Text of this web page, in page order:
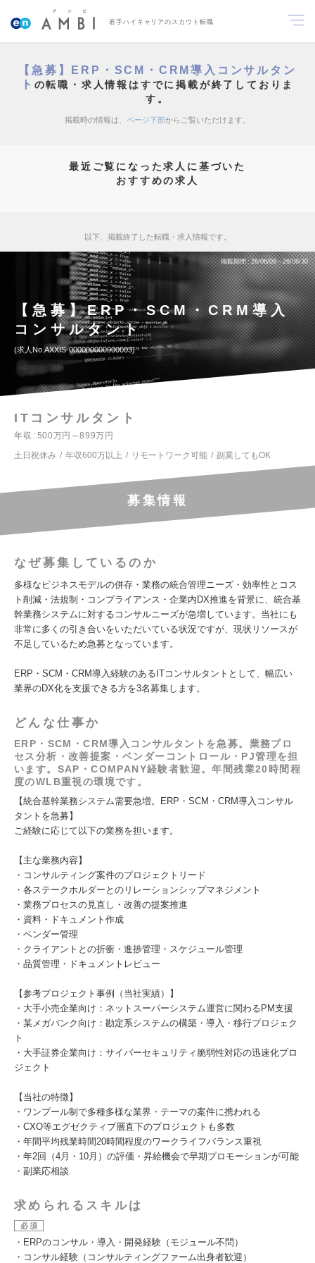
若手ハイキャリアのスカウト転職
【急募】ERP・SCM・CRM導入コンサルタン
ト の転職・求人情報はすでに掲載が終了しておりま
す。
掲載時の情報は、 ページ下部からご覧いただけます。
最近ご覧になった求人に基づいた
おすすめの求人
以下、掲載終了した転職・求人情報です。
掲載期間 26/06/09～26/06/30
【急募】ERP・SCM・CRM導入
コンサルタント
求人No.AXXIS-000000000000003
ITコンサルタント
年収
500万円～899万円
土日祝休み
年収600万以上 リモートワーク可能 副業してもOK
募集情報
なぜ募集しているのか
多様なビジネスモデルの併存・業務の統合管理ニーズ・効率性とコス
ト削減・法規制・コンプライアンス・企業内DX推進を背景に、統合基
幹業務システムに対するコンサルニーズが急増しています。当社にも
非常に多くの引き合いをいただいている状況ですが、現状リソースが
不足しているため急募となっています。
ERP・SCM・CRM導入経験のあるITコンサルタントとして、幅広い
業界のDX化を支援できる方を3名募集します。
どんな仕事か
ERP・SCM・CRM導入コンサルタントを急募。業務プロ
セス分析・改善提案・ベンダーコントロール・PJ管理を担
います。SAP・COMPANY経験者歓迎。年間残業20時間程
度のWLB重視の環境です。
【統合基幹業務システム需要急増。ERP・SCM・CRM導入コンサル
タントを急募】
ご経験に応じて以下の業務を担います。
【主な業務内容】
・コンサルティング案件のプロジェクトリード
・各ステークホルダーとのリレーションシップマネジメント
・業務プロセスの見直し・改善の提案推進
・資料・ドキュメント作成
・ベンダー管理
・クライアントとの折衝・進捗管理・スケジュール管理
・品質管理・ドキュメントレビュー
【参考プロジェクト事例（当社実績）】
・大手小売企業向け：ネットスーパーシステム運営に関わるPM支援
・某メガバンク向け：勘定系システムの構築・導入・移行プロジェク
ト
・大手証券企業向け：サイバーセキュリティ脆弱性対応の迅速化プロ
ジェクト
【当社の特徴】
・ワンプール制で多種多様な業界・テーマの案件に携われる
・CXO等エグゼクティブ層直下のプロジェクトも多数
・年間平均残業時間20時間程度のワークライフバランス重視
・年2回（4月・10月）の評価・昇給機会で早期プロモーションが可能
・副業応相談
求められるスキルは
必須
・ERPのコンサル・導入・開発経験（モジュール不問）
・コンサル経験（コンサルティングファーム出身者歓迎）